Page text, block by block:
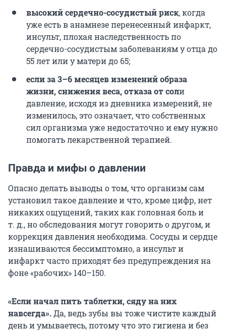
высокий сердечно-сосудистый риск, когда
уже есть в анамнезе перенесенный инфаркт,
инсульт, плохая наследственность по
сердечно-сосудистым заболеваниям у отца до
55 лет или у матери до 65;
если за 3–6 месяцев изменений образа
жизни, снижения веса, отказа от соли
давление, исходя из дневника измерений, не
изменилось, это означает, что собственных
сил организма уже недостаточно и ему нужно
помогать лекарственной терапией.
Правда и мифы о давлении
Опасно делать выводы о том, что организм сам
установил такое давление и что, кроме цифр, нет
никаких ощущений, таких как головная боль и
т. д., но обследования могут говорить о другом, и
коррекция давления необходима. Сосуды и сердце
изнашиваются бессимптомно, а инсульт и
инфаркт часто приходят без предупреждения на
фоне «рабочих» 140–150.
«Если начал пить таблетки, сяду на них
навсегда».Да, ведь зубы вы тоже чистите каждый
день и умываетесь, потому что это гигиена и без